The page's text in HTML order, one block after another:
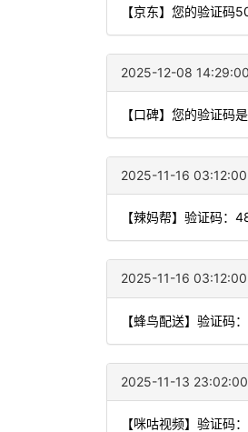
【京东】您的验证码
2025-12-08 14:29:00
【口碑】您的验证码
2025-11-16 03:12:00
【辣妈帮】验证码：
2025-11-16 03:12:00
【蜂鸟配送】验证码
2025-11-13 23:02:00
【咪咕视频】验证码